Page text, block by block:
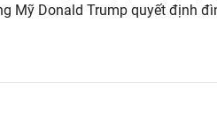
Mỹ Donald Trump quyết định